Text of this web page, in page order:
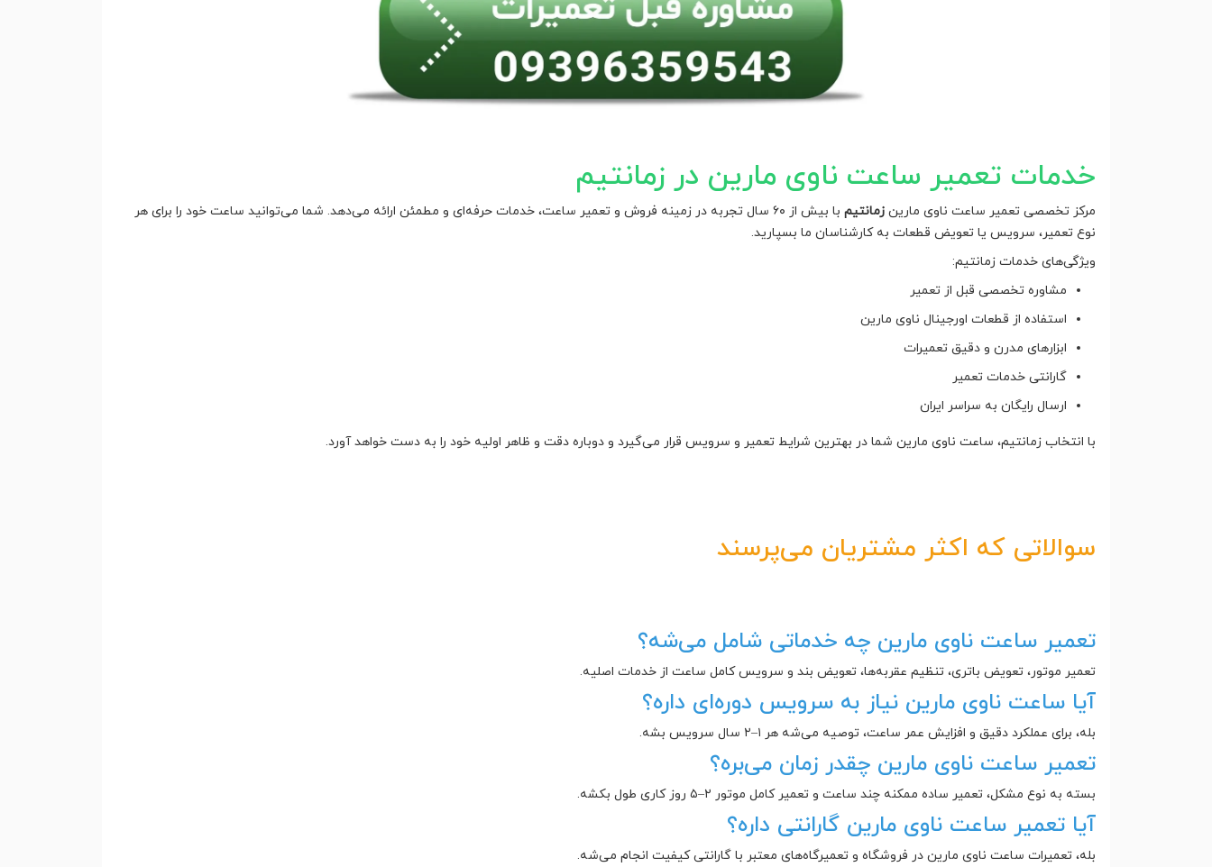
خدمات تعمیر ساعت ناوی مارین در زمانتیم
مرکز تخصصی تعمیر ساعت ناوی مارین زمانتیم
با بیش از ۶۰ سال تجربه در زمینه فروش و تعمیر ساعت، خدمات حرفه‌ای و مطمئن ارائه می‌دهد. شما می‌توانید ساعت خود را برای هر
نوع تعمیر، سرویس یا تعویض قطعات به کارشناسان ما بسپارید.
ویژگی‌های خدمات زمانتیم:
مشاوره تخصصی قبل از تعمیر
استفاده از قطعات اورجینال ناوی مارین
ابزارهای مدرن و دقیق تعمیرات
گارانتی خدمات تعمیر
ارسال رایگان به سراسر ایران
با انتخاب زمانتیم، ساعت ناوی مارین شما در بهترین شرایط تعمیر و سرویس قرار می‌گیرد و دوباره دقت و ظاهر اولیه خود را به دست خواهد آورد.
سوالاتی که اکثر مشتریان می‌پرسند
تعمیر ساعت ناوی مارین چه خدماتی شامل می‌شه؟
تعمیر موتور، تعویض باتری، تنظیم عقربه‌ها، تعویض بند و سرویس کامل ساعت از خدمات اصلیه.
آیا ساعت ناوی مارین نیاز به سرویس دوره‌ای داره؟
بله، برای عملکرد دقیق و افزایش عمر ساعت، توصیه می‌شه هر ۱–۲ سال سرویس بشه.
تعمیر ساعت ناوی مارین چقدر زمان می‌بره؟
بسته به نوع مشکل، تعمیر ساده ممکنه چند ساعت و تعمیر کامل موتور ۲–۵ روز کاری طول بکشه.
آیا تعمیر ساعت ناوی مارین گارانتی داره؟
بله، تعمیرات ساعت ناوی مارین در فروشگاه و تعمیرگاه‌های معتبر با گارانتی کیفیت انجام می‌شه.